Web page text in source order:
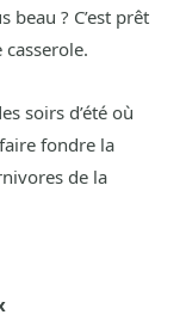
? C’est prêt
soirs d’été où
fondre la
de la